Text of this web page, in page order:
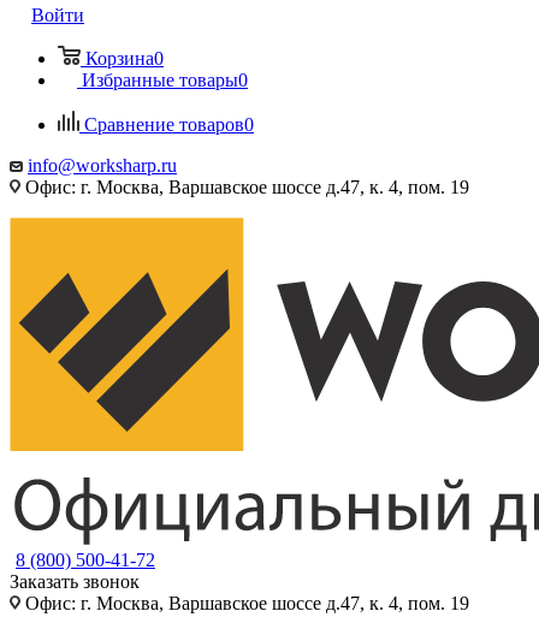
Войти
Корзина0
Избранные товары0
Сравнение товаров0
info@worksharp.ru
Офис: г. Москва, Варшавское шоссе д.47, к. 4, пом. 19
8 (800) 500-41-72
Заказать звонок
Офис: г. Москва, Варшавское шоссе д.47, к. 4, пом. 19